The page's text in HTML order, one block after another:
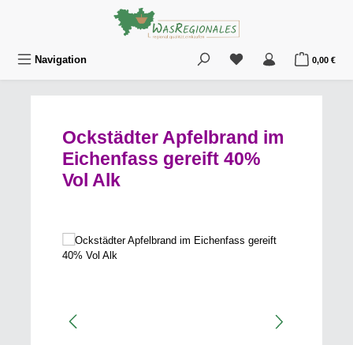
Zum Hauptinhalt springen
Navigation Du hast 0 Produkte
0,00 €
Ockstädter Apfelbrand im
Eichenfass gereift 40%
Vol Alk
Bildergalerie überspringen